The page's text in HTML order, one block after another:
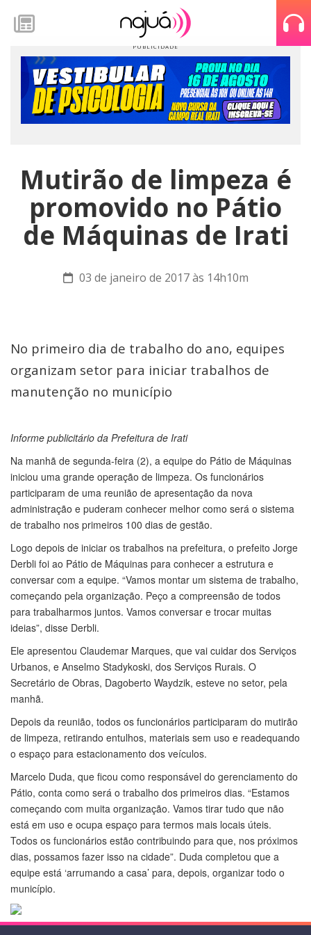
Mutirão de limpeza é
promovido no Pátio
de Máquinas de Irati
03 de janeiro de 2017 às 14h10m
No primeiro dia de trabalho do ano, equipes
organizam setor para iniciar trabalhos de
manutenção no município
Informe publicitário da Prefeitura de Irati
Na manhã de segunda-feira (2), a equipe do Pátio de Máquinas
iniciou uma grande operação de limpeza. Os funcionários
participaram de uma reunião de apresentação da nova
administração e puderam conhecer melhor como será o sistema
de trabalho nos primeiros 100 dias de gestão.
Logo depois de iniciar os trabalhos na prefeitura, o prefeito Jorge
Derbli foi ao Pátio de Máquinas para conhecer a estrutura e
conversar com a equipe. “Vamos montar um sistema de trabalho,
começando pela organização. Peço a compreensão de todos
para trabalharmos juntos. Vamos conversar e trocar muitas
ideias”, disse Derbli.
Ele apresentou Claudemar Marques, que vai cuidar dos Serviços
Urbanos, e Anselmo Stadykoski, dos Serviços Rurais. O
Secretário de Obras, Dagoberto Waydzik, esteve no setor, pela
manhã.
Depois da reunião, todos os funcionários participaram do mutirão
de limpeza, retirando entulhos, materiais sem uso e readequando
o espaço para estacionamento dos veículos.
Marcelo Duda, que ficou como responsável do gerenciamento do
Pátio, conta como será o trabalho dos primeiros dias. “Estamos
começando com muita organização. Vamos tirar tudo que não
está em uso e ocupa espaço para termos mais locais úteis.
Todos os funcionários estão contribuindo para que, nos próximos
dias, possamos fazer isso na cidade”. Duda completou que a
equipe está ‘arrumando a casa’ para, depois, organizar todo o
município.